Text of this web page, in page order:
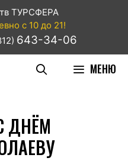
ТУРСФЕРА
с 10 до 21!
643-34-06
МЕНЮ
ДНЁМ